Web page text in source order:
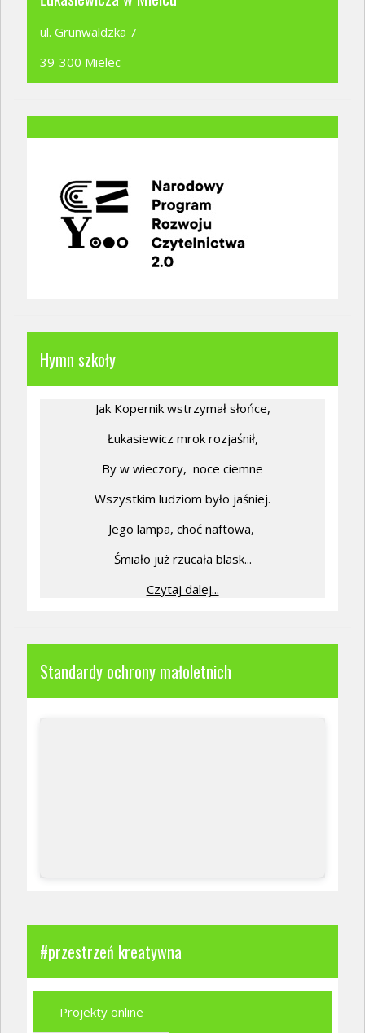
ul. Grunwaldzka 7
39-300 Mielec
Hymn szkoły
Jak Kopernik wstrzymał słońce,
Łukasiewicz mrok rozjaśnił,
By w wieczory, noce ciemne
Wszystkim ludziom było jaśniej.
Jego lampa, choć naftowa,
Śmiało już rzucała blask...
Czytaj dalej...
Standardy ochrony małoletnich
#przestrzeń kreatywna
Projekty online